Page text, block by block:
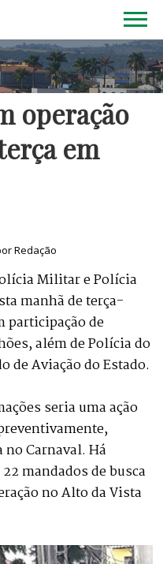
operação
em
Redação
Militar e Polícia
manhã de terça-
participação de
além de Polícia do
de Aviação do Estado.
seria uma ação
Carnaval. Há
mandados de busca
no Alto da Vista